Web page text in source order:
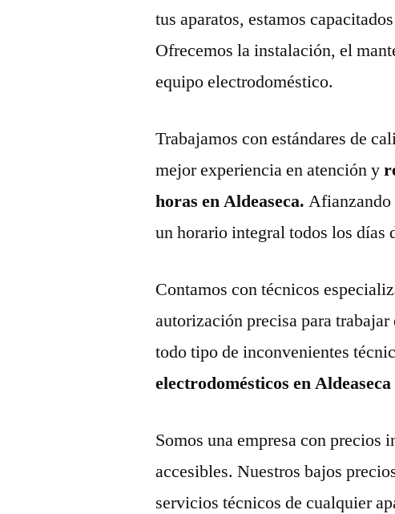
tus aparatos, estamos
Ofrecemos la instalación, el
equipo electrodoméstico.
Trabajamos con estándares de
mejor experiencia en atención y
horas en Aldeaseca.Afianzando
un horario integral todos los días
Contamos con técnicos
autorización precisa para
todo tipo de inconvenientes
electrodomésticos en Aldeaseca
Somos una empresa con precios
accesibles. Nuestros bajos
servicios técnicos de cualquier